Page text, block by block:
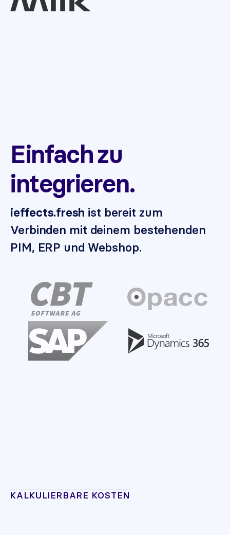
Einfach zu
integrieren.
ieffects.fresh ist bereit zum
Verbinden mit deinem bestehenden
PIM, ERP und Webshop.
KALKULIERBARE KOSTEN